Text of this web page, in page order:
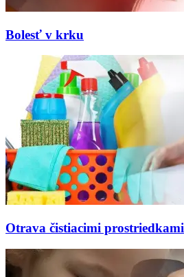
Bolesť v krku
Otrava čistiacimi prostriedkami